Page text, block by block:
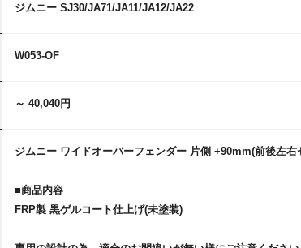
ジムニー SJ30/JA71/JA11/JA12/JA22
W053-OF
～ 40,040円
ジムニー ワイドオーバーフェンダー 片側 +90mm(前後左右
■商品内容
FRP製 黒ゲルコート仕上げ(未塗装)